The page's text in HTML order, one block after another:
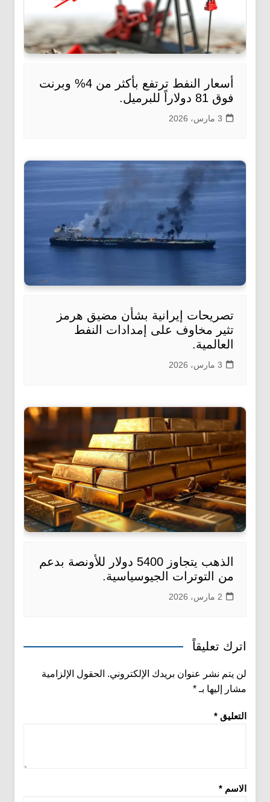
أسعار النفط ترتفع بأكثر من 4% وبرنت
فوق 81 دولاراً للبرميل.
3 مارس، 2026
تصريحات إيرانية بشأن مضيق هرمز
تثير مخاوف على إمدادات النفط
العالمية.
3 مارس، 2026
الذهب يتجاوز 5400 دولار للأونصة بدعم
من التوترات الجيوسياسية.
2 مارس، 2026
اترك تعليقاً
لن يتم نشر عنوان بريدك الإلكتروني. الحقول الإلزامية
مشار إليها بـ *
التعليق *
الاسم *